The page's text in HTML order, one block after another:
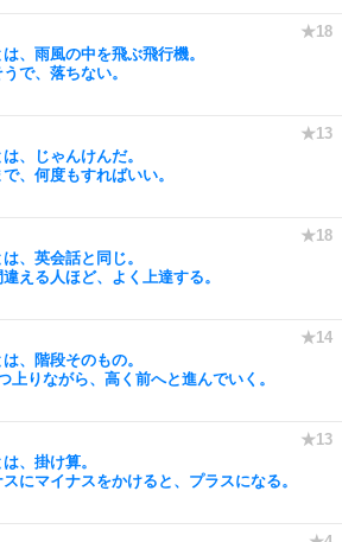
、雨風の中を飛ぶ飛行機。
で、落ちない。
、じゃんけんだ。
、何度もすればいい。
、英会話と同じ。
える人ほど、よく上達する。
、階段そのもの。
上りながら、高く前へと進んでいく。
、掛け算。
にマイナスをかけると、プラスになる。